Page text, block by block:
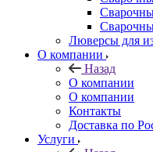
Люверсы для
О компании
Назад
О компании
О компании
Контакты
Доставка по
Услуги